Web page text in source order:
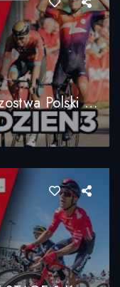
NA ŻYWO DZIEŃ 3 / Mistrzostwa Polski W Kolarstwie Szosowym 2024 / LIVE STREAM